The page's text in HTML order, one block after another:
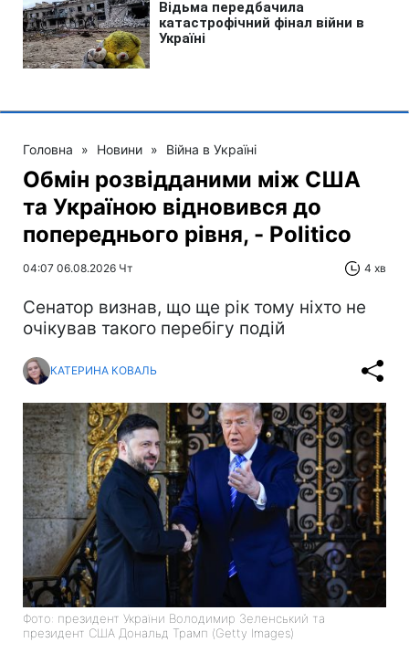
Головна » Новини » Війна в Україні
Обмін розвідданими між США
та Україною відновився до
попереднього рівня, - Politico
04:07 06.08.2026 Чт 4 хв
Сенатор визнав, що ще рік тому ніхто не
очікував такого перебігу подій
КАТЕРИНА КОВАЛЬ
Фото: президент України Володимир Зеленський та
президент США Дональд Трамп (Getty Images)